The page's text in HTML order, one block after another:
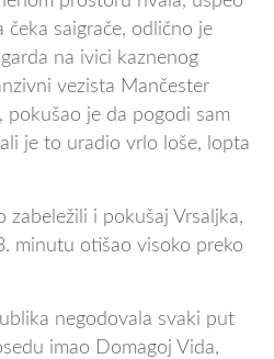
saigrače, odlično je
na ivici kaznenog
vezista Mančester
je da pogodi sam
je to uradio vrlo loše, lopta
zabeležili i pokušaj Vrsaljka,
minutu otišao visoko preko
negodovala svaki put
imao Domagoj Vida,